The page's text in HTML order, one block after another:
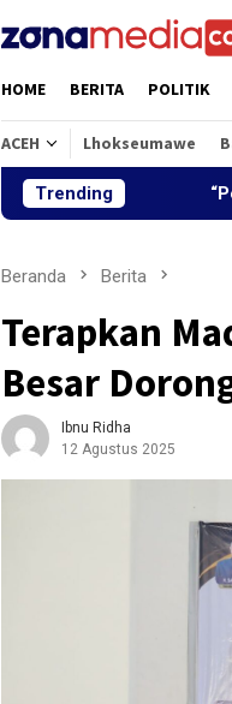
HOME BERITA POLITIK
ACEH Lhokseumawe
Trending“Peutrang
Beranda Berita
Terapkan
Besar
Ibnu Ridha
12 Agustus 2025